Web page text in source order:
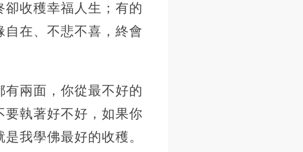
收穫幸福人生；有的
在、不悲不喜，終會
兩面，你從最不好的
執著好不好，如果你
我學佛最好的收穫。